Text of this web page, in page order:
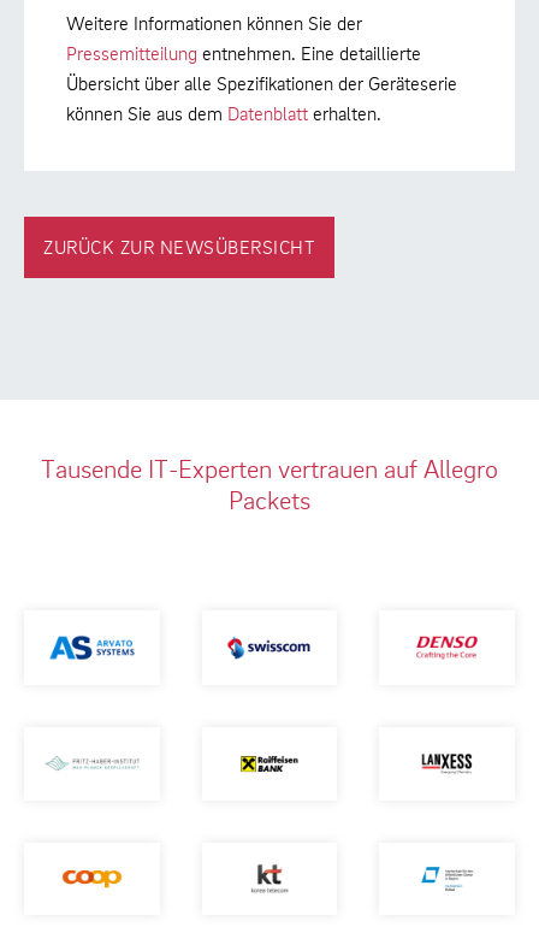
Weitere Informationen können Sie der
Pressemitteilung entnehmen. Eine detaillierte
Übersicht über alle Spezifikationen der Geräteserie
können Sie aus dem Datenblatt erhalten.
ZURÜCK ZUR NEWSÜBERSICHT
Tausende IT-Experten vertrauen auf Allegro
Packets